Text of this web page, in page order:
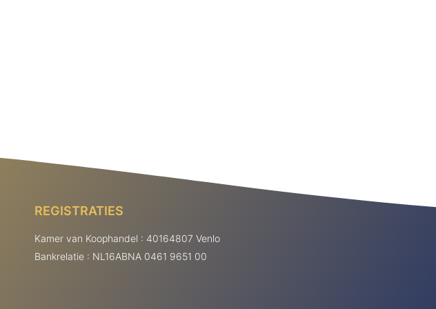
REGISTRATIES
Kamer van Koophandel : 40164807 Venlo
Bankrelatie : NL16ABNA 0461 9651 00